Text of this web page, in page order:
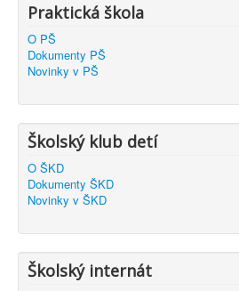
Praktická škola
O PŠ
Dokumenty PŠ
Novinky v PŠ
Školský klub detí
O ŠKD
Dokumenty ŠKD
Novinky v ŠKD
Školský internát